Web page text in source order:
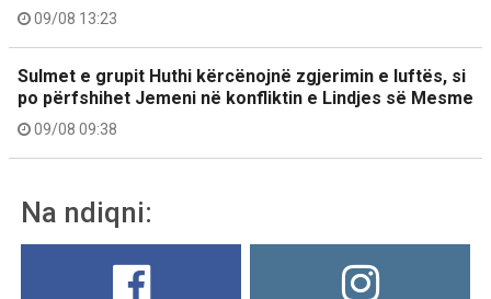
09/08 13:23
Sulmet e grupit Huthi kërcënojnë zgjerimin e luftës, si
po përfshihet Jemeni në konfliktin e Lindjes së Mesme
09/08 09:38
Na ndiqni: